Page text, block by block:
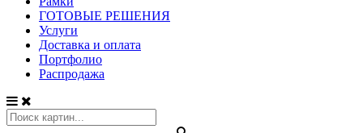
ГОТОВЫЕ РЕШЕНИЯ
Услуги
Доставка и оплата
Портфолио
Распродажа